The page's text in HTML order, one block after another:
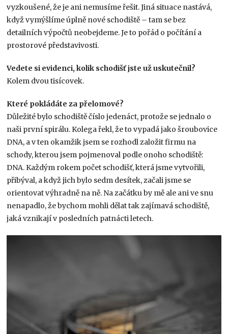
vyzkoušené, že je ani nemusíme řešit. Jiná situace nastává,
když vymýšlíme úplně nové schodiště – tam se bez
detailních výpočtů neobejdeme. Je to pořád o počítání a
prostorové představivosti.
Vedete si evidenci, kolik schodišť jste už uskutečnil?
Kolem dvou tisícovek.
Které pokládáte za přelomové?
Důležité bylo schodiště číslo jedenáct, protože se jednalo o
naši první spirálu. Kolega řekl, že to vypadá jako šroubovice
DNA, a v ten okamžik jsem se rozhodl založit firmu na
schody, kterou jsem pojmenoval podle onoho schodiště:
DNA. Každým rokem počet schodišť, která jsme vytvořili,
přibýval, a když jich bylo sedm desítek, začali jsme se
orientovat výhradně na ně. Na začátku by mě ale ani ve snu
nenapadlo, že bychom mohli dělat tak zajímavá schodiště,
jaká vznikají v posledních patnácti letech.